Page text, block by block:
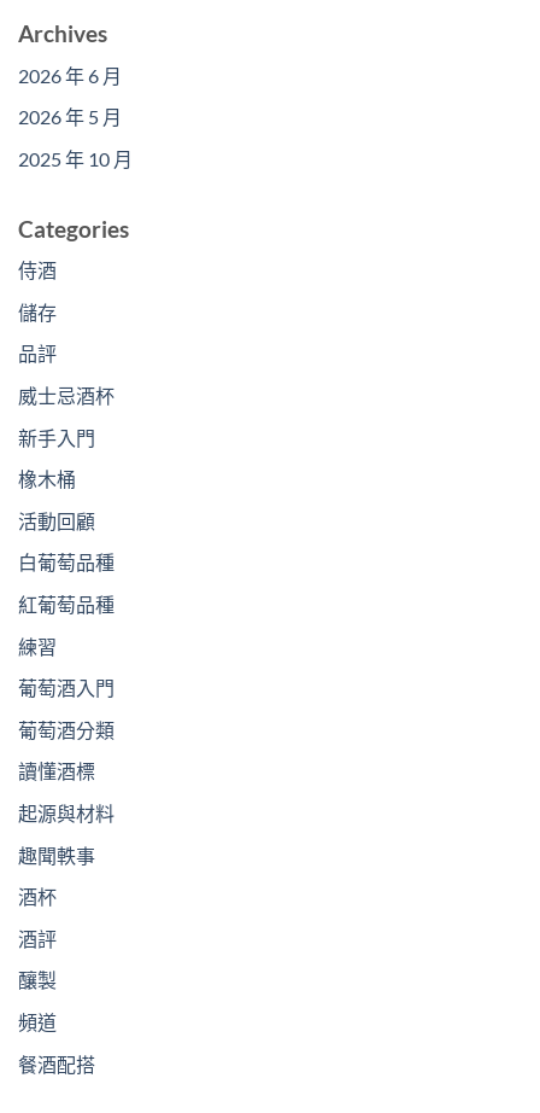
Archives
2026 年 6 月
2026 年 5 月
2025 年 10 月
Categories
侍酒
儲存
品評
威士忌酒杯
新手入門
橡木桶
活動回顧
白葡萄品種
紅葡萄品種
練習
葡萄酒入門
葡萄酒分類
讀懂酒標
起源與材料
趣聞軼事
酒杯
酒評
釀製
頻道
餐酒配搭